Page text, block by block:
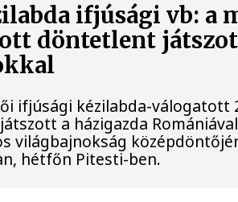
ifjúsági vb: a
döntetlent
ifjúsági kézilabda-válogatott
a házigazda
világbajnokság
hétfőn Pitesti-ben.